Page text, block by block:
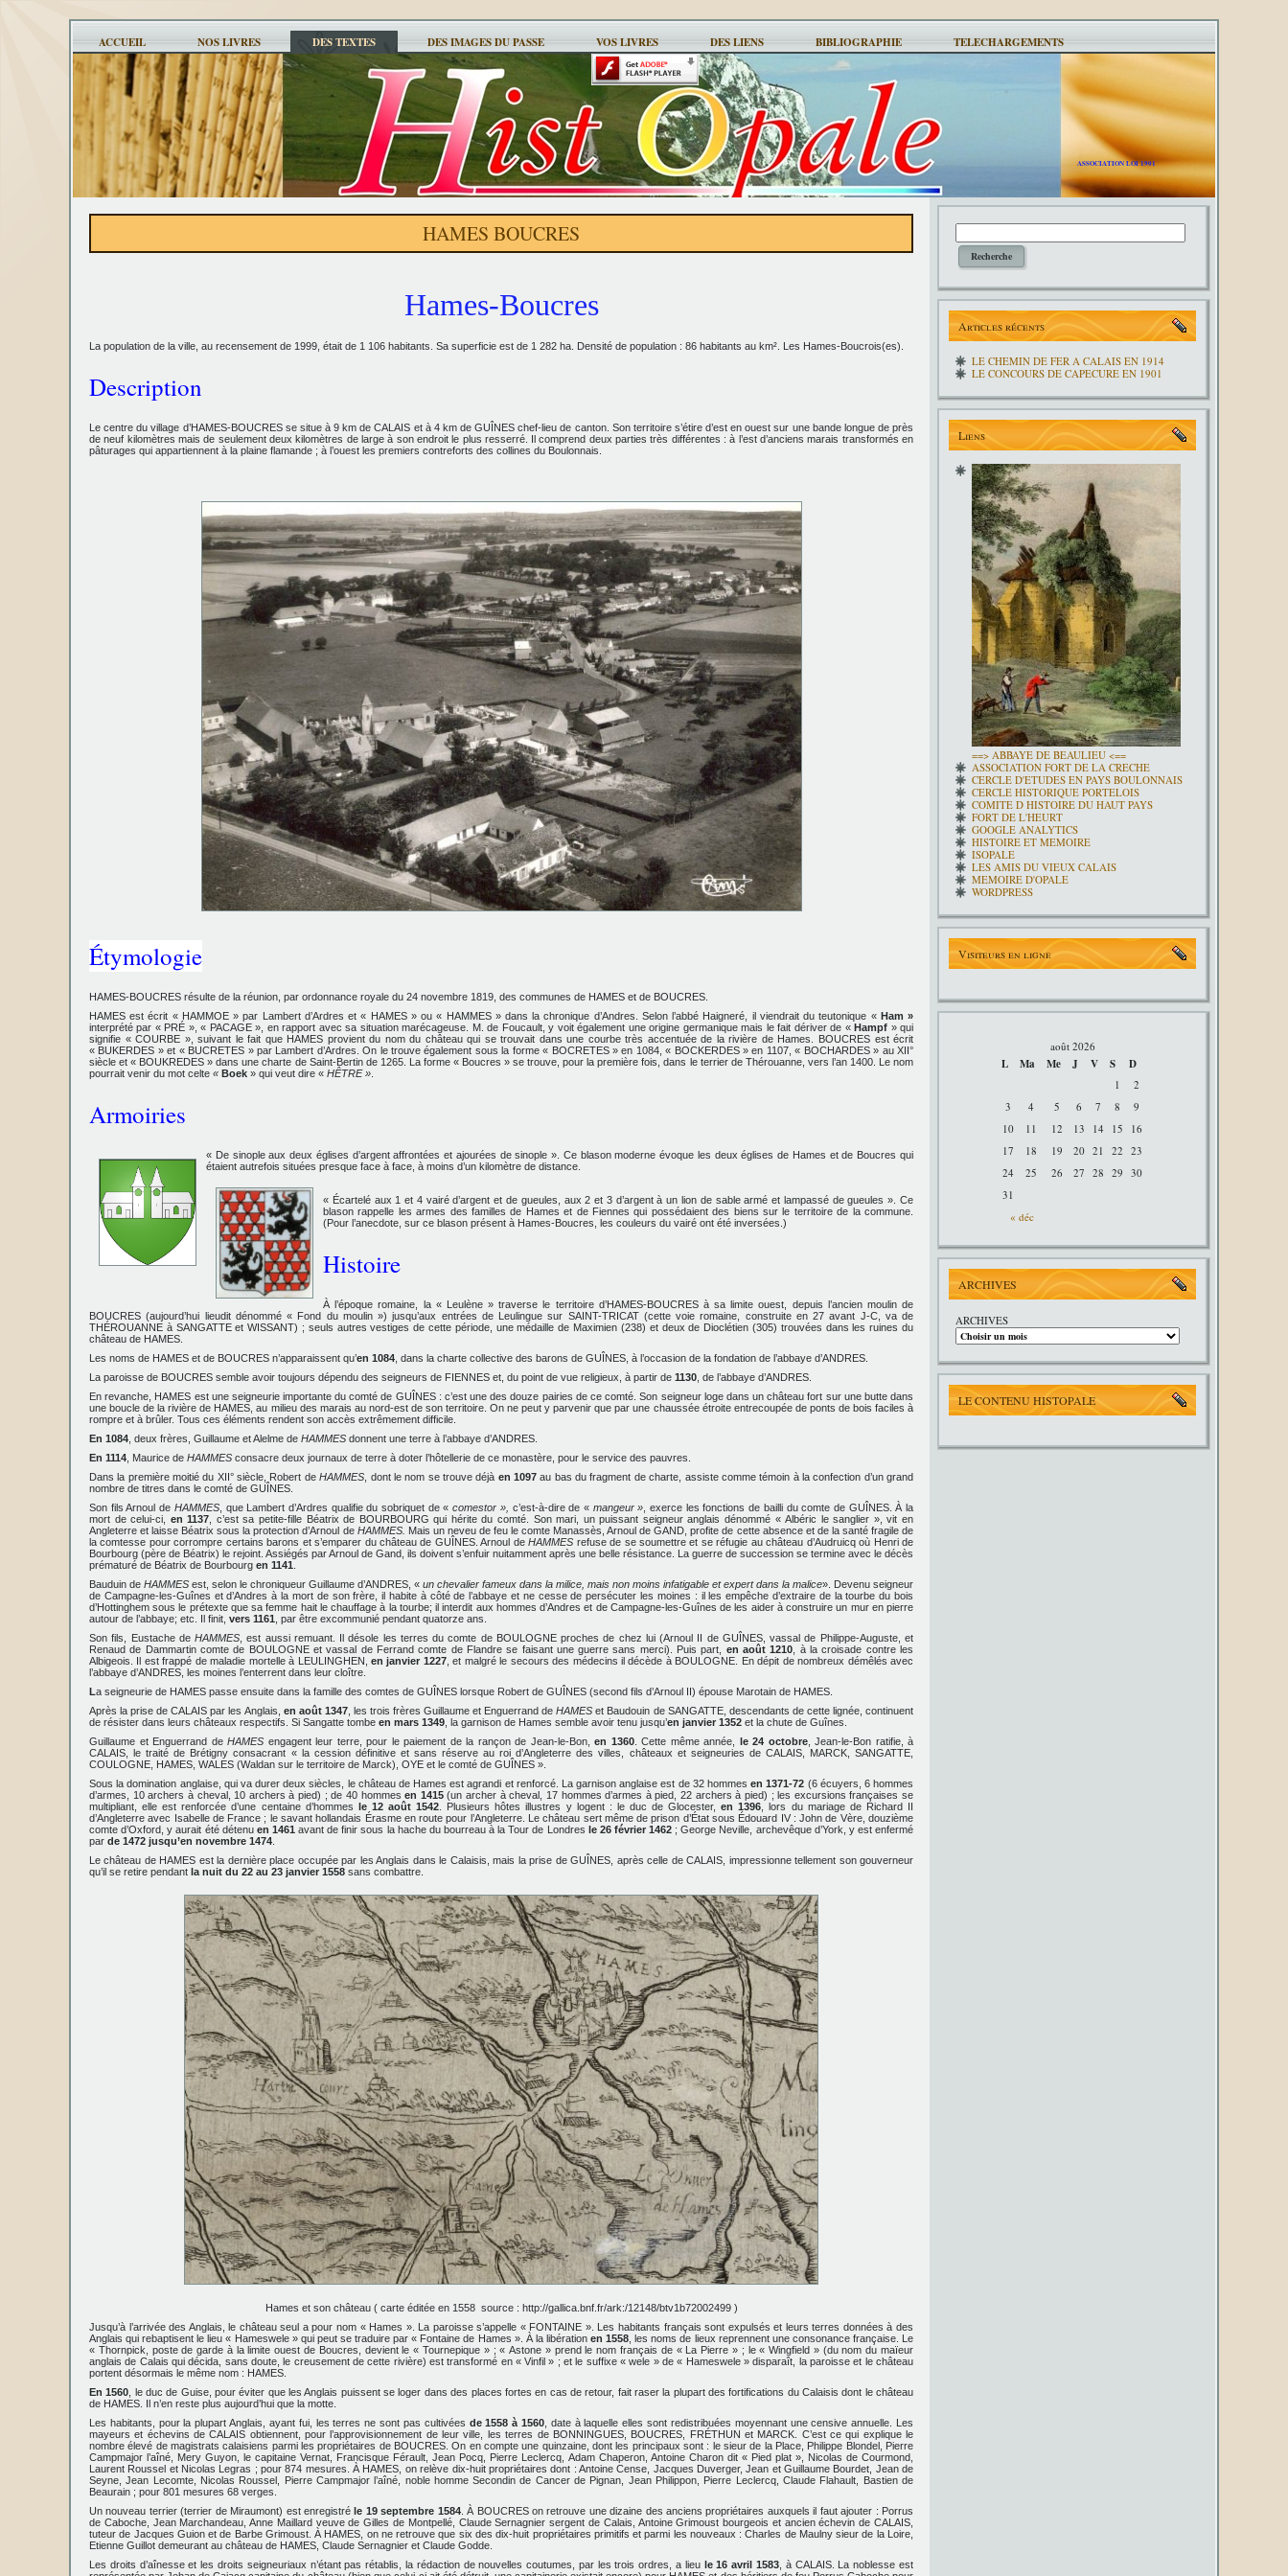
ACCUEIL NOS LIVRES DES TEXTES DES IMAGES DU PASSE VOS LIVRES DES LIENS BIBLIOGRAPHIE TELECHARGEMENTS
ASSOCIATION LOI 1901
HAMES BOUCRES
Hames-Boucres
La population de la ville, au recensement de 1999, était de 1 106 habitants. Sa superficie est de 1 282 ha. Densité de population : 86 habitants au km². Les Hames-Boucrois(es).
Description
Le centre du village d’HAMES-BOUCRESse situe à 9 km de CALAIS et à 4 km de GUÎNES chef-lieu de canton. Son territoire s’étire d’est en ouest sur une bande longue de près
de neuf kilomètres mais de seulement deux kilomètres de large à son endroit le plus resserré. Il comprend deux parties très différentes : à l’est d’anciens marais transformés en
pâturages qui appartiennent à la plaine flamande ; à l’ouest les premiers contreforts des collines du Boulonnais.
Étymologie
HAMES-BOUCRES résulte de la réunion, par ordonnance royale du 24 novembre 1819, des communes de HAMES et de BOUCRES.
HAMES est écrit « HAMMOE » par Lambert d’Ardres et « HAMES » ou « HAMMES » dans la chronique d’Andres. Selon l’abbé Haigneré, il viendrait du teutonique « Ham »
interprété par « PRÉ », « PACAGE », en rapport avec sa situation marécageuse. M. de Foucault, y voit également une origine germanique mais le fait dériver de «Hampf » qui
signifie « COURBE », suivant le fait que HAMES provient du nom du château qui se trouvait dans une courbe très accentuée de la rivière de Hames.
BOUCRES est écrit
« BUKERDES » et « BUCRETES » par Lambert d’Ardres. On le trouve également sous la forme « BOCRETES » en 1084, « BOCKERDES » en 1107, « BOCHARDES » au XII°
siècle et « BOUKREDES » dans une charte de Saint-Bertin de 1265. La forme « Boucres » se trouve, pour la première fois, dans le terrier de Thérouanne, vers l’an 1400. Le nom
pourrait venir du mot celte « Boek » qui veut dire « HÊTRE »
Armoiries
« De sinople aux deux églises d’argent affrontées et ajourées de sinople ». Ce blason moderne évoque les deux églises de Hames et de Boucres qui
étaient autrefois situées presque face à face, à moins d’un kilomètre de distance.
« Écartelé aux 1 et 4 vairé d’argent et de gueules, aux 2 et 3 d’argent à un lion de sable armé et lampassé de gueules ». Ce
blason rappelle les armes des familles de Hames et de Fiennes qui possédaient des biens sur le territoire de la commune.
(Pour l’anecdote, sur ce blason présent à Hames-Boucres, les couleurs du vairé ont été inversées.)
Histoire
À l’époque romaine, la « Leulène » traverse le territoire d’HAMES-BOUCRES à sa limite ouest, depuis l’ancien moulin de
BOUCRES (aujourd’hui lieudit dénommé « Fond du moulin ») jusqu’aux entrées de Leulingue sur SAINT-TRICAT (cette voie romaine, construite en 27 avant J-C, va de
THÉROUANNE à SANGATTE et WISSANT) ; seuls autres vestiges de cette période, une médaille de Maximien (238) et deux de Dioclétien (305) trouvées dans les ruines du
château de HAMES.
Les noms de HAMES et de BOUCRES n’apparaissent qu’en 1084 , dans la charte collective des barons de GUÎNES, à l’occasion de la fondation de l’abbaye d’ANDRES.
La paroisse de BOUCRES semble avoir toujours dépendu des seigneurs de FIENNES et, du point de vue religieux, à partir de 1130 , de l’abbaye d’ANDRES.
En revanche, HAMES est une seigneurie importante du comté de GUÎNES : c’est une des douze pairies de ce comté. Son seigneur loge dans un château fort sur une butte dans
une boucle de la rivière de HAMES, au milieu des marais au nord-est de son territoire. On ne peut y parvenir que parune chaussée étroite entrecoupée de ponts de bois faciles à
rompre et à brûler. Tous ces éléments rendent son accès extrêmement difficile.
En 1084 , deux frères, Guillaume et Alelme de HAMMES donnent une terre à l’abbaye d’ANDRES.
En 1114 , Maurice de HAMMES consacre deux journaux de terre à doter l’hôtellerie de ce monastère, pour le service des pauvres.
Dans la première moitié du XII° siècle, Robert deHAMMES , dont le nom se trouve déjà en 1097 au bas du fragment de charte, assiste comme témoin à la confection d’un grand
nombre de titres dans le comté de GUÎNES.
Son fils Arnoul de HAMMES, que Lambert d’Ardres qualifie du sobriquet de «comestor », c’est-à-dire de « mangeur » , exerce les fonctions de bailli du comte de GUÎNES. À la
mort de celui-ci, en 1137 , c’est sa petite-fille Béatrix de BOURBOURG qui hérite du comté. Son mari, un puissant seigneur anglais dénommé « Albéric le sanglier », vit en
Angleterre et laisse Béatrix sous la protection d’Arnoul de HAMMES. Mais un neveu de feu le comte Manassès, Arnoul de GAND, profite de cette absence et de la santé fragile de
la comtesse pour corrompre certains barons et s’emparer du château de GUÎNES. Arnoul deHAMMES refuse de se soumettre et se réfugie au château d’Audruicq où Henri de
Bourbourg (père de Béatrix) le rejoint. Assiégés par Arnoul de Gand, ils doivent s’enfuir nuitamment après une belle résistance. La guerre de succession se termine avec le décès
prématuré de Béatrix de Bourbourg en 1141
Bauduin de HAMMES est, selon le chroniqueur Guillaume d’ANDRES, « un chevalier fameux dans la milice, mais non moins infatigable et expert dans la malice». Devenu seigneur
de Campagne-les-Guînes et d’Andres à la mort de son frère, il habite à côté de l’abbaye et ne cesse de persécuter les moines : il les empêche d’extraire de la tourbe du bois
d’Hottinghem sous le prétexte que sa femme hait le chauffage à la tourbe; il interdit aux hommes d’Andres et de Campagne-les-Guînes de les aider à construire un mur en pierre
autour de l’abbaye; etc. Il finit, vers 1161 , par être excommunié pendant quatorze ans.
Son fils, Eustache deHAMMES , est aussi remuant. Il désole les terres du comte de BOULOGNE proches de chez lui (Arnoul II de GUÎNES, vassal de Philippe-Auguste, et
Renaud de Dammartin comte de BOULOGNE et vassal de Ferrand comte de Flandre se faisant une guerre sans merci). Puis part, en août 1210 , à la croisade contre les
Albigeois. Il est frappé de maladie mortelle à LEULINGHEN, en janvier 1227, et malgré le secours des médecins il décède à BOULOGNE. En dépit de nombreux démêlés avec
l’abbaye d’ANDRES, les moines l’enterrent dans leur cloître.
La seigneurie de HAMES passe ensuite dans la famille des comtes de GUÎNES lorsque Robert de GUÎNES (second fils d’Arnoul II) épouse Marotain de HAMES.
Après la prise de CALAIS par les Anglais, en août 1347, les trois frères Guillaume et Enguerrand deHAMES et Baudouin de SANGATTE, descendants de cette lignée, continuent
de résister dans leurs châteaux respectifs. Si Sangatte tombe en mars 1349 , la garnison de Hames semble avoir tenu jusqu’en janvier 1352 et la chute de Guînes.
Guillaume et Enguerrand de HAMES engagent leur terre, pour le paiement de la rançon de Jean-le-Bon, en 1360. Cette même année, le 24 octobre, Jean-le-Bon ratifie, à
CALAIS, le traité de Brétigny consacrant « la cession définitive et sans réserve au roi d’Angleterre des villes, châteaux et seigneuries de CALAIS, MARCK, SANGATTE,
COULOGNE, HAMES, WALES (Waldan sur le territoire de Marck), OYE et le comté de GUÎNES ».
Sous la domination anglaise, qui va durer deux siècles, le château de Hames est agrandi et renforcé. La garnison anglaise est de 32 hommesen 1371-72 (6 écuyers, 6 hommes
d’armes, 10 archers à cheval, 10 archers à pied) ; de 40 hommesen 1415(un archer à cheval, 17 hommes d’armes à pied, 22 archers à pied) ; les excursions françaises se
multipliant, elle est renforcée d’une centaine d’hommes le 12 août 1542 . Plusieurs hôtes illustres y logent : le duc de Glocester,en 1396 , lors du mariage de Richard II
d’Angleterre avec Isabelle de France ; le savant hollandais Érasme en route pour l’Angleterre. Le château sert même de prison d’État sous Édouard IV : John de Vère, douzième
comte d’Oxford, y aurait été détenu en 1461 avant de finir sous la hache du bourreau à la Tour de Londres le 26 février 1462 ; George Neville, archevêque d’York, y est enfermé
par de 1472 jusqu’en novembre 1474
Le château de HAMES est la dernière place occupée par les Anglais dans le Calaisis, mais la prise de GUÎNES, après celle de CALAIS, impressionne tellement son gouverneur
qu’il se retire pendant la nuit du 22 au 23 janvier 1558 sans combattre.
Hames et son château ( carte éditée en 1558 source : http://gallica.bnf.fr/ark:/12148/btv1b72002499 )
Jusqu’à l’arrivée des Anglais, le château seul a pour nom « Hames ». La paroisse s’appelle « FONTAINE ». Les habitants français sont expulsés et leurs terres données à des
Anglais qui rebaptisent le lieu « Hameswele » qui peut se traduire par « Fontaine de Hames ». À la libérationen 1558 , les noms de lieux reprennent une consonance française. Le
« Thornpick, poste de garde à la limite ouest de Boucres, devient le « Tournepique » ; « Astone » prend le nom français de « La Pierre » ; le « Wingfield » (du nom du maïeur
anglais de Calais qui décida, sans doute, le creusement de cette rivière) est transformé en « Vinfil » ; et le suffixe « wele » de « Hameswele » disparaît, la paroisse et le château
portent désormais le même nom : HAMES.
En 1560 , le duc de Guise, pour éviter que les Anglais puissent se loger dans des places fortes en cas de retour, fait raser la plupart des fortifications du Calaisis dont le château
de HAMES. Il n’en reste plus aujourd’hui que la motte.
Les habitants, pour la plupart Anglais, ayant fui, les terres ne sont pas cultivées de 1558 à 1560, date à laquelle elles sont redistribuées moyennant une censive annuelle. Les
mayeurs et échevins de CALAIS obtiennent, pour l’approvisionnement de leur ville, les terres de BONNINGUES, BOUCRES, FRÉTHUN et MARCK. C’est ce qui explique le
nombre élevé de magistrats calaisiens parmi les propriétaires de BOUCRES. On en compte une quinzaine, dont les principaux sont : le sieur de la Place, Philippe Blondel, Pierre
Campmajor l’aîné, Mery Guyon, le capitaine Vernat, Francisque Férault, Jean Pocq, Pierre Leclercq, Adam Chaperon, Antoine Charon dit « Pied plat », Nicolas de Courmond,
Laurent Roussel et Nicolas Legras ; pour 874 mesures. À HAMES, on relève dix-huit propriétaires dont : Antoine Cense, Jacques Duverger, Jean et Guillaume Bourdet, Jean de
Seyne, Jean Lecomte, Nicolas Roussel, Pierre Campmajor l’aîné, noble homme Secondin de Cancer de Pignan, Jean Philippon, Pierre Leclercq, Claude Flahault, Bastien de
Beaurain ; pour 801 mesures 68 verges.
Un nouveau terrier (terrier de Miraumont) est enregistréle 19 septembre 1584. À BOUCRES on retrouve une dizaine des anciens propriétaires auxquels il faut ajouter : Porrus
de Caboche, Jean Marchandeau, Anne Maillard veuve de Gilles de Montpellé, Claude Sernagnier sergent de Calais, Antoine Grimoust bourgeois et ancien échevin de CALAIS,
tuteur de Jacques Guion et de Barbe Grimoust. À HAMES, on ne retrouve que six des dix-huit propriétaires primitifs et parmi les nouveaux : Charles de Maulny sieur de la Loire,
Etienne Guillot demeurant au château de HAMES, Claude Sernagnier et Claude Godde.
Les droits d’aînesse et les droits seigneuriaux n’étant pas rétablis, la rédaction de nouvelles coutumes, par les trois ordres,
a lieu le 16 avril 1583 , à CALAIS. La noblesse est
Articles récents
LE CHEMIN DE FER A CALAIS EN 1914
LE CONCOURS DE CAPECURE EN 1901
Liens
==> ABBAYE DE BEAULIEU <==
ASSOCIATION FORT DE LA CRECHE
CERCLE D'ETUDES EN PAYS BOULONNAIS
CERCLE HISTORIQUE PORTELOIS
COMITE D HISTOIRE DU HAUT PAYS
FORT DE L'HEURT
GOOGLE ANALYTICS
HISTOIRE ET MEMOIRE
ISOPALE
LES AMIS DU VIEUX CALAIS
MEMOIRE D'OPALE
WORDPRESS
Visiteurs en ligne
août 2026
L Ma Me J V S D
« déc
1
2
3
4 5 6 7 8
9
10
11 12 13 14 15
16
17
18 19 20 21 22 23
24
25 26 27 28 29 30
31
ARCHIVES
ARCHIVES
LE CONTENU HISTOPALE